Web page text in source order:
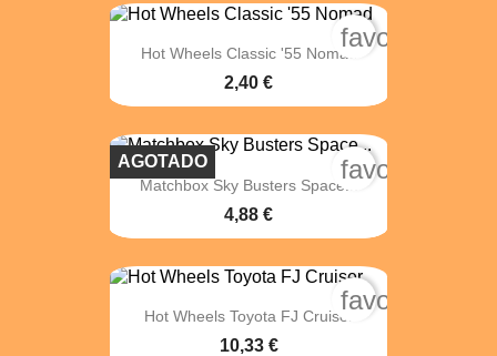
Hot Wheels Classic '55 Nomad
2,40 €
Matchbox Sky Busters Space...
4,88 €
AGOTADO
Hot Wheels Toyota FJ Cruiser
10,33 €